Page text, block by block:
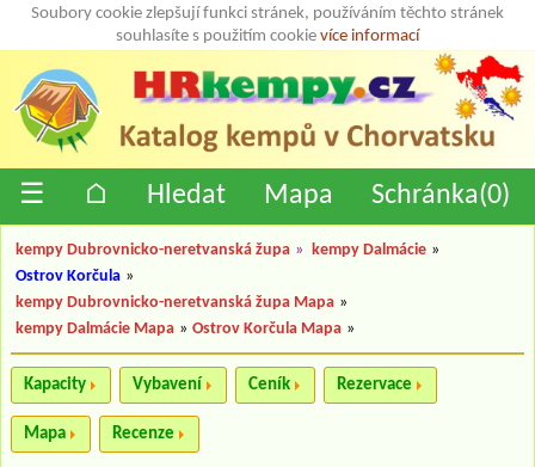
Soubory cookie zlepšují funkci stránek, používáním těchto stránek
souhlasíte s použitím cookie více informací
☰ ⌂ Hledat Mapa Schránka(0)
kempy Dubrovnicko-neretvanská župa » kempy Dalmácie »
Ostrov Korčula »
kempy Dubrovnicko-neretvanská župa Mapa »
kempy Dalmácie Mapa » Ostrov Korčula Mapa »
Kapacity Vybavení Ceník Rezervace
Mapa Recenze